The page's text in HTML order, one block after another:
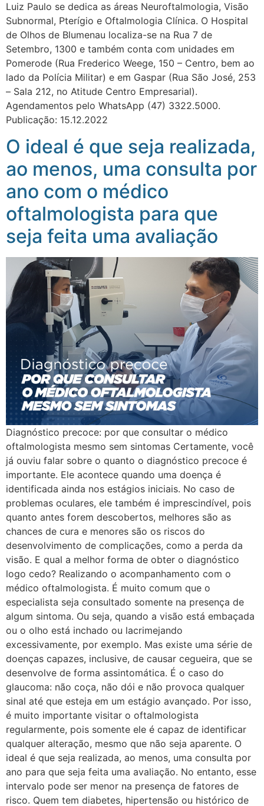
Luiz Paulo se dedica as áreas Neuroftalmologia, Visão
Subnormal, Pterígio e Oftalmologia Clínica. O Hospital
de Olhos de Blumenau localiza-se na Rua 7 de
Setembro, 1300 e também conta com unidades em
Pomerode (Rua Frederico Weege, 150 – Centro, bem ao
lado da Polícia Militar) e em Gaspar (Rua São José, 253
– Sala 212, no Atitude Centro Empresarial). ⠀
Agendamentos pelo WhatsApp (47) 3322.5000.⠀
Publicação: 15.12.2022
O ideal é que seja realizada,
ao menos, uma consulta por
ano com o médico
oftalmologista para que
seja feita uma avaliação
Diagnóstico precoce: por que consultar o médico
oftalmologista mesmo sem sintomas Certamente, você
já ouviu falar sobre o quanto o diagnóstico precoce é
importante. Ele acontece quando uma doença é
identificada ainda nos estágios iniciais. No caso de
problemas oculares, ele também é imprescindível, pois
quanto antes forem descobertos, melhores são as
chances de cura e menores são os riscos do
desenvolvimento de complicações, como a perda da
visão. E qual a melhor forma de obter o diagnóstico
logo cedo? Realizando o acompanhamento com o
médico oftalmologista. É muito comum que o
especialista seja consultado somente na presença de
algum sintoma. Ou seja, quando a visão está embaçada
ou o olho está inchado ou lacrimejando
excessivamente, por exemplo. Mas existe uma série de
doenças capazes, inclusive, de causar cegueira, que se
desenvolve de forma assintomática. É o caso do
glaucoma: não coça, não dói e não provoca qualquer
sinal até que esteja em um estágio avançado. Por isso,
é muito importante visitar o oftalmologista
regularmente, pois somente ele é capaz de identificar
qualquer alteração, mesmo que não seja aparente. O
ideal é que seja realizada, ao menos, uma consulta por
ano para que seja feita uma avaliação. No entanto, esse
intervalo pode ser menor na presença de fatores de
risco. Quem tem diabetes, hipertensão ou histórico de